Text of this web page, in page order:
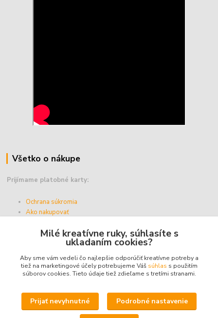
Všetko o nákupe
Prijímame platobné karty:
Ochrana súkromia
Ako nakupovať
Doprava a platba
Obchodné podmienky
Upravit sběr cookies.
Milé kreatívne ruky, súhlasíte s
ukladaním cookies?
Aby sme vám vedeli čo najlepšie odporúčiť kreatívne potreby a
tiež na marketingové účely potrebujeme Váš súhlas s použitím
súborov cookies. Tieto údaje tiež zdieľame s tretími stranami.
Prijať nevyhnutné Podrobné nastavenie